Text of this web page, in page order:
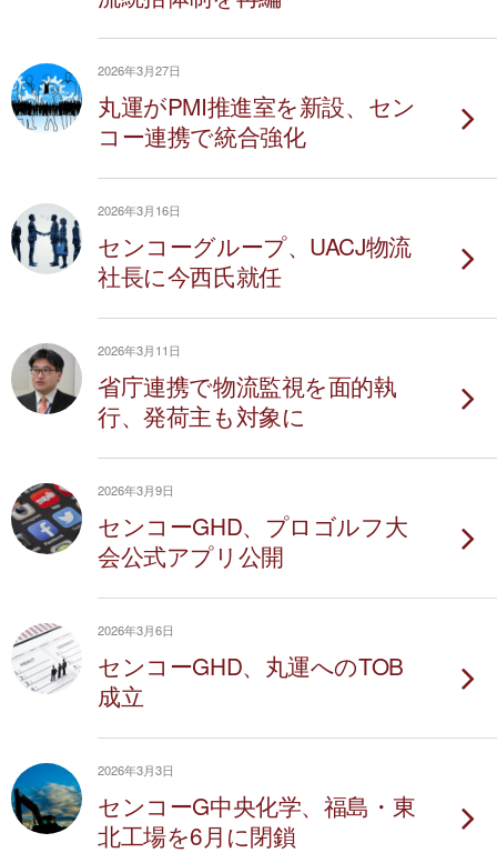
2026年3月27日
丸運がPMI推進室を新設、セン
コー連携で統合強化
2026年3月16日
センコーグループ、UACJ物流
社長に今西氏就任
2026年3月11日
省庁連携で物流監視を面的執
行、発荷主も対象に
2026年3月9日
センコーGHD、プロゴルフ大
会公式アプリ公開
2026年3月6日
センコーGHD、丸運へのTOB
成立
2026年3月3日
センコーG中央化学、福島・東
北工場を6月に閉鎖